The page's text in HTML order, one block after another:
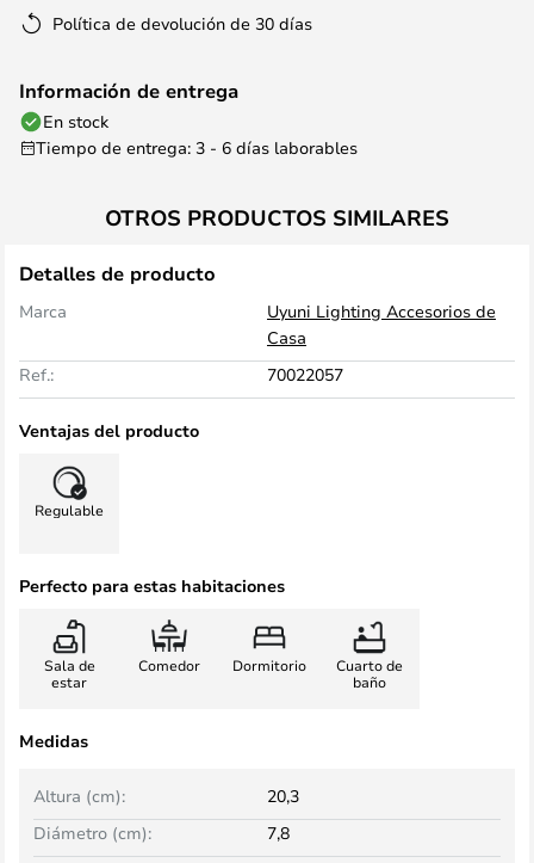
Política de devolución de 30 días
Información de entrega
En stock
Tiempo de entrega: 3 - 6 días laborables
OTROS PRODUCTOS SIMILARES
Detalles de producto
Marca
Uyuni Lighting Accesorios de
Casa
Ref.:
70022057
Ventajas del producto
Regulable
Perfecto para estas habitaciones
Sala de
estar
Comedor Dormitorio
Cuarto de
baño
Medidas
Altura (cm):
20,3
Diámetro (cm):
7,8